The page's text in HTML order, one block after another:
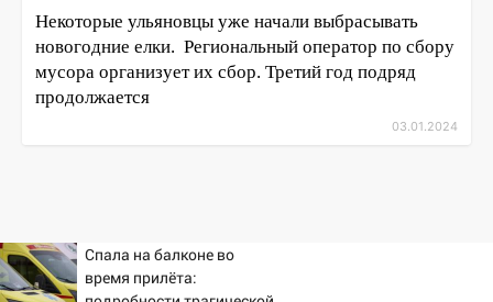
Некоторые ульяновцы уже начали выбрасывать
новогодние елки. Региональный оператор по сбору
мусора организует их сбор. Третий год подряд
продолжается
03.01.2024
Спала на балконе во
время прилёта: